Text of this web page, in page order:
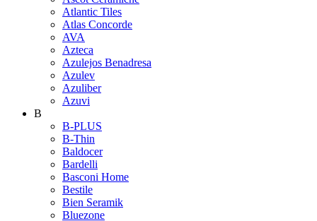
Atlantic Tiles
Atlas Concorde
AVA
Azteca
Azulejos Benadresa
Azulev
Azuliber
Azuvi
B
B-PLUS
B-Thin
Baldocer
Bardelli
Basconi Home
Bestile
Bien Seramik
Bluezone